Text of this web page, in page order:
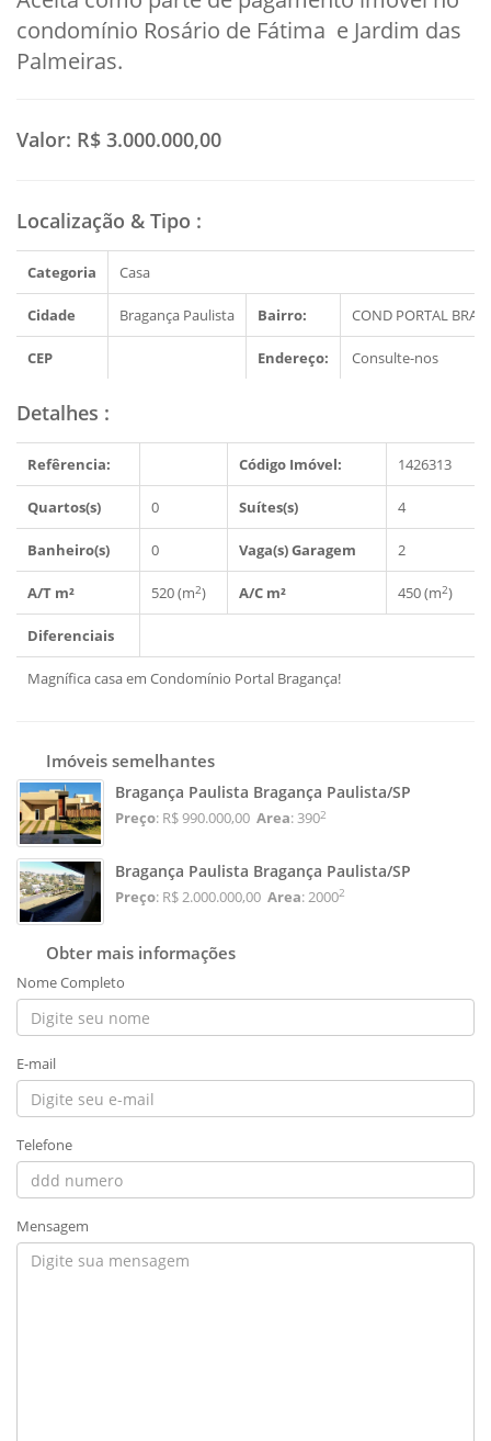
condomínio Rosário de Fátima e Jardim das
Palmeiras.
Valor: R$ 3.000.000,00
Localização & Tipo :
Categoria Casa
Cidade Bragança Paulista Bairro: COND PORTAL
CEP Endereço: Consulte-nos
Detalhes :
Refêrencia: Código Imóvel: 1426313
Quartos(s) 0 Suítes(s) 4
Banheiro(s) 0 Vaga(s) Garagem 2
A/T m² 520 (m2) A/C m² 450 (m2)
Diferenciais
Magnífica casa em Condomínio Portal Bragança!
Imóveis semelhantes
Bragança Paulista Bragança Paulista/SP
Preço: R$ 990.000,00 Area: 3902
Bragança Paulista Bragança Paulista/SP
Preço: R$ 2.000.000,00 Area: 20002
Obter mais informações
Nome Completo
E-mail
Telefone
Mensagem